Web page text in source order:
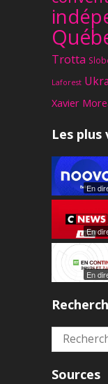
Trotta
Laforest
Xavier
Les plus
En
En
En
Rechercher :
Sources